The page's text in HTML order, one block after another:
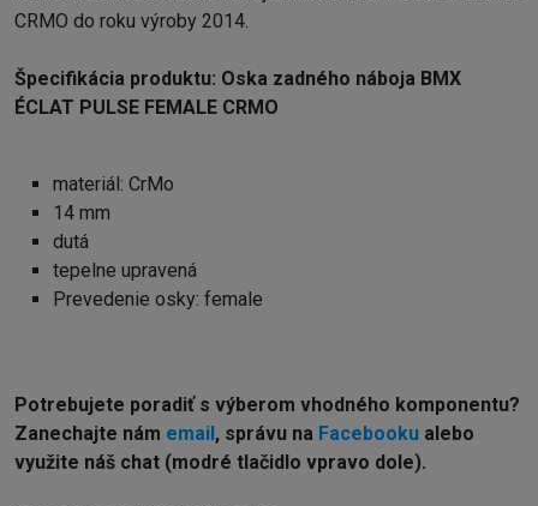
CRMO do roku výroby 2014.
Špecifikácia produktu: Oska zadného náboja BMX
ÉCLAT PULSE FEMALE CRMO
materiál: CrMo
14 mm
dutá
tepelne upravená
Prevedenie osky: female
Potrebujete poradiť s výberom vhodného komponentu?
Zanechajte nám email, správu na Facebooku alebo
využite náš chat (modré tlačidlo vpravo dole).